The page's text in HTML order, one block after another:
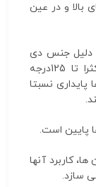
بالا و در عین
دلیل جنس دی
الکتریکشان می باشد تحمل دماهای بالا (اکثرا تا 125درجه
نسبتا
کاربرد آنها